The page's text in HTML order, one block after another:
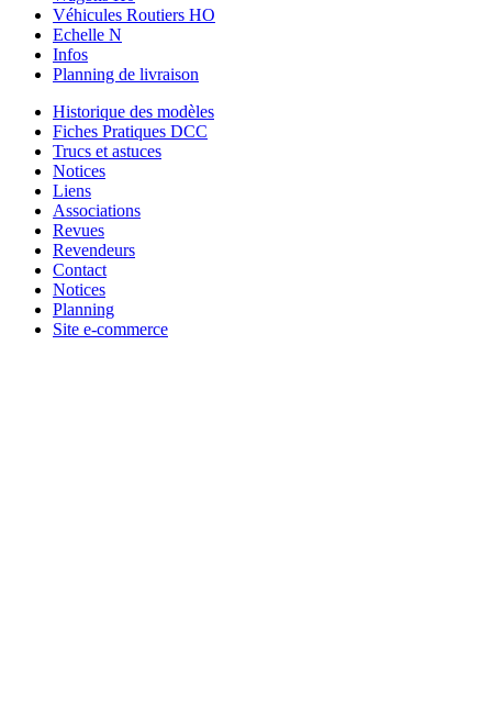
Véhicules Routiers HO
Echelle N
Infos
Planning de livraison
Historique des modèles
Fiches Pratiques DCC
Trucs et astuces
Notices
Liens
Associations
Revues
Revendeurs
Contact
Notices
Planning
Site e-commerce